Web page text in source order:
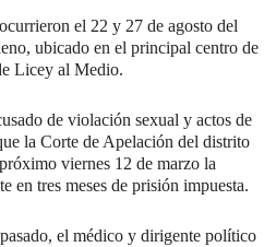
el 22 y 27 de agosto del
ubicado en el principal centro de
Licey al Medio.
de violación sexual y actos de
la Corte de Apelación del distrito
viernes 12 de marzo la
en tres meses de prisión impuesta.
el médico y dirigente político